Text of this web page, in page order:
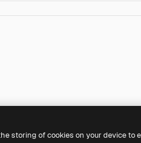
storing of cookies on your device to